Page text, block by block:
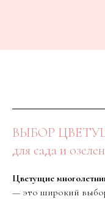
ВЫБОР
для сада и
Цветущие
— это широкий